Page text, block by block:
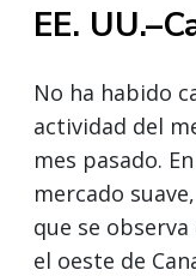
EE.
No ha habido
actividad del
mes pasado.
mercado
que se
el oeste de